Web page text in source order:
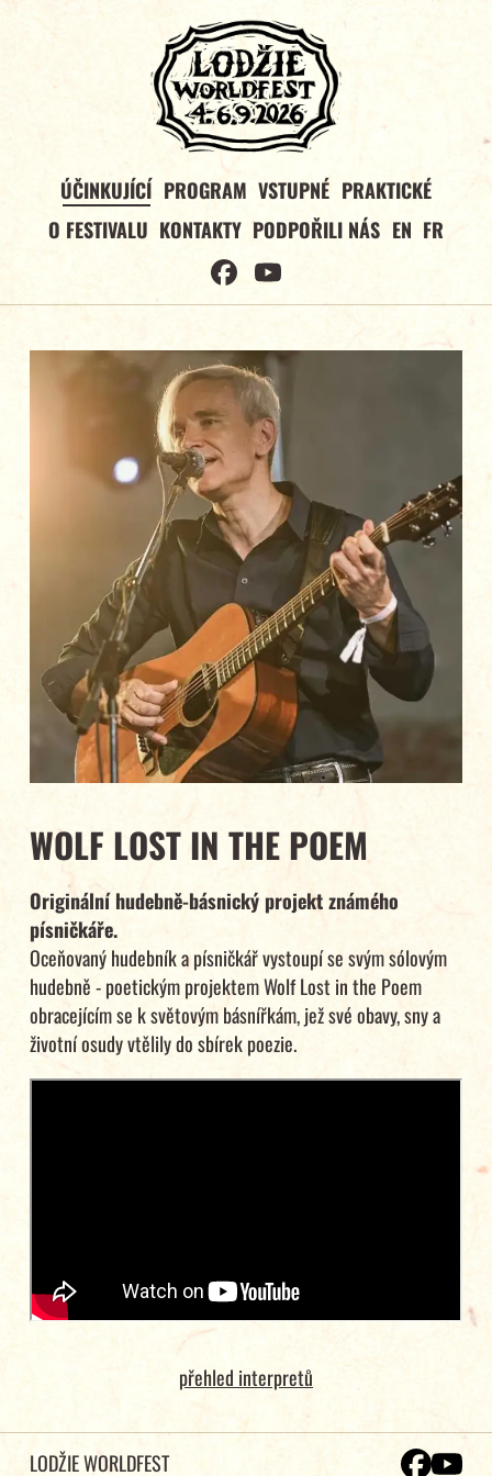
ÚČINKUJÍCÍ PROGRAM VSTUPNÉ PRAKTICKÉ
O FESTIVALU KONTAKTY PODPOŘILI NÁS EN FR
WOLF LOST IN THE POEM
Originální hudebně-básnický projekt známého
písničkáře.
Oceňovaný hudebník a písničkář vystoupí se svým sólovým
hudebně - poetickým projektem Wolf Lost in the Poem
obracejícím se k světovým básnířkám, jež své obavy, sny a
životní osudy vtělily do sbírek poezie.
přehled interpretů
LODŽIE WORLDFEST